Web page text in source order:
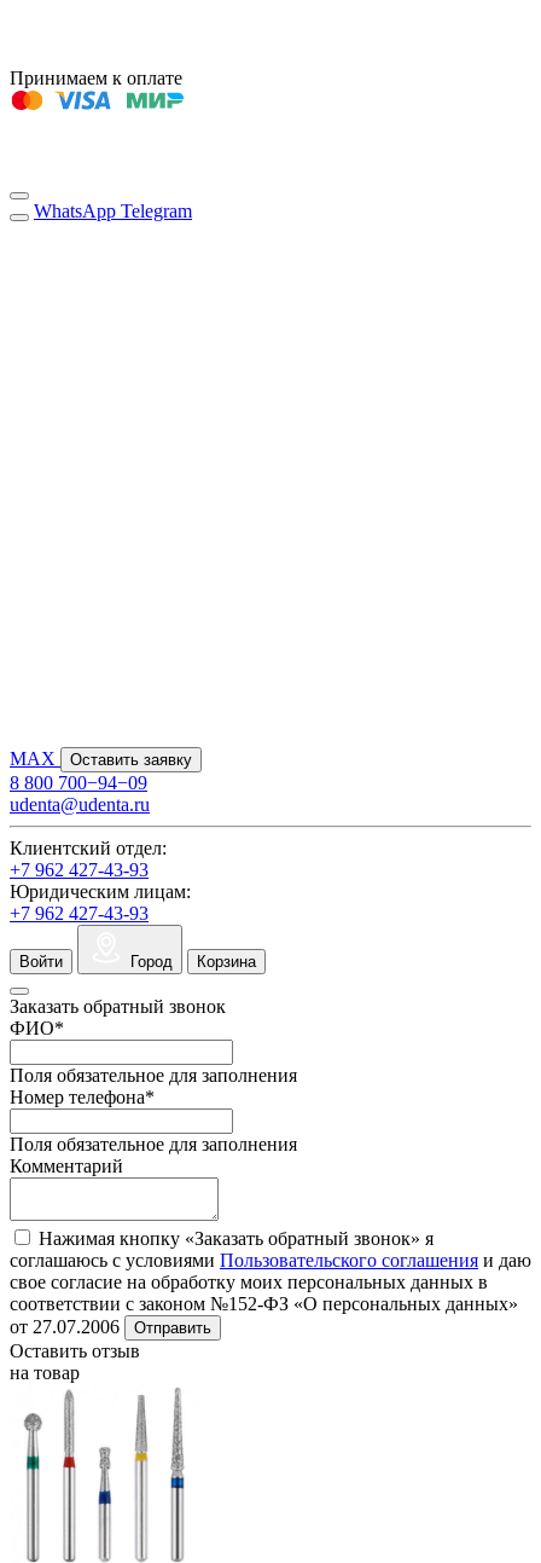
Принимаем к оплате
WhatsApp Telegram
MAX Оставить заявку
8 800 700−94−09
udenta@udenta.ru
Клиентский отдел:
+7 962 427-43-93
Юридическим лицам:
+7 962 427-43-93
Войти Город Корзина
Заказать обратный звонок
ФИО*
Поля обязательное для заполнения
Номер телефона*
Поля обязательное для заполнения
Комментарий
Нажимая кнопку «Заказать обратный звонок» я
соглашаюсь с условиями Пользовательского соглашения и даю
свое согласие на обработку моих персональных данных в
соответствии с законом №152-ФЗ «О персональных данных»
от 27.07.2006
Отправить
Оставить отзыв
на товар